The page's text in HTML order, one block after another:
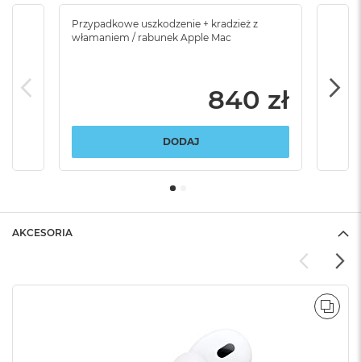
Przypadkowe uszkodzenie + kradzież z
włamaniem / rabunek Apple Mac
840 zł
DODAJ
AKCESORIA